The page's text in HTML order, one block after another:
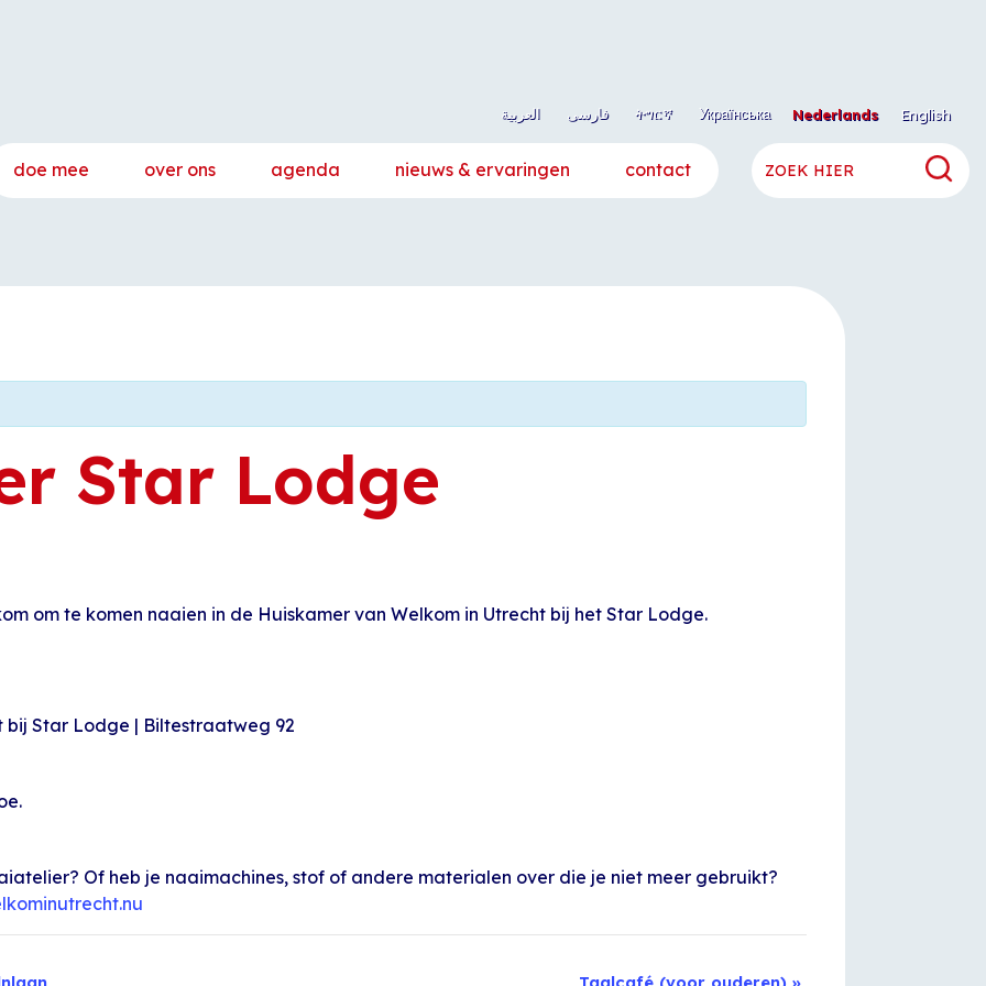
Nederlands English العربية فارسی ትግርኛ Українська
doe mee over ons agenda nieuws & ervaringen contact
Star Lodge
om te komen naaien in de Huiskamer van Welkom in Utrecht bij het Star Lodge.
bij Star Lodge | Biltestraatweg 92
Of heb je naaimachines, stof of andere materialen over die je niet meer gebruikt?